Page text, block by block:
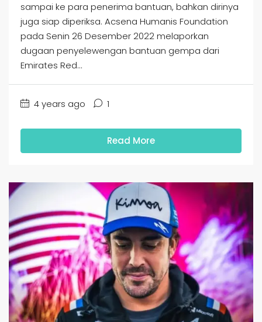
sampai ke para penerima bantuan, bahkan dirinya
juga siap diperiksa. Acsena Humanis Foundation
pada Senin 26 Desember 2022 melaporkan
dugaan penyelewengan bantuan gempa dari
Emirates Red...
4 years ago 1
Read More